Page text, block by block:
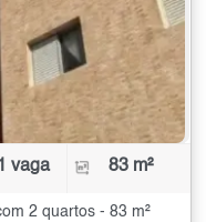
vaga 83 m²
2 quartos - 83 m²